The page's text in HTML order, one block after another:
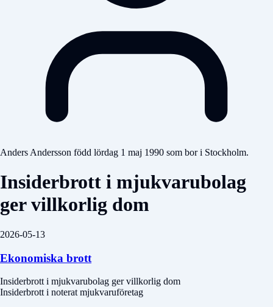
Anders Andersson född lördag 1 maj 1990 som bor i Stockholm.
Insiderbrott i mjukvarubolag
ger villkorlig dom
2026-05-13
Ekonomiska brott
Insiderbrott i mjukvarubolag ger villkorlig dom
Insiderbrott i noterat mjukvaruföretag